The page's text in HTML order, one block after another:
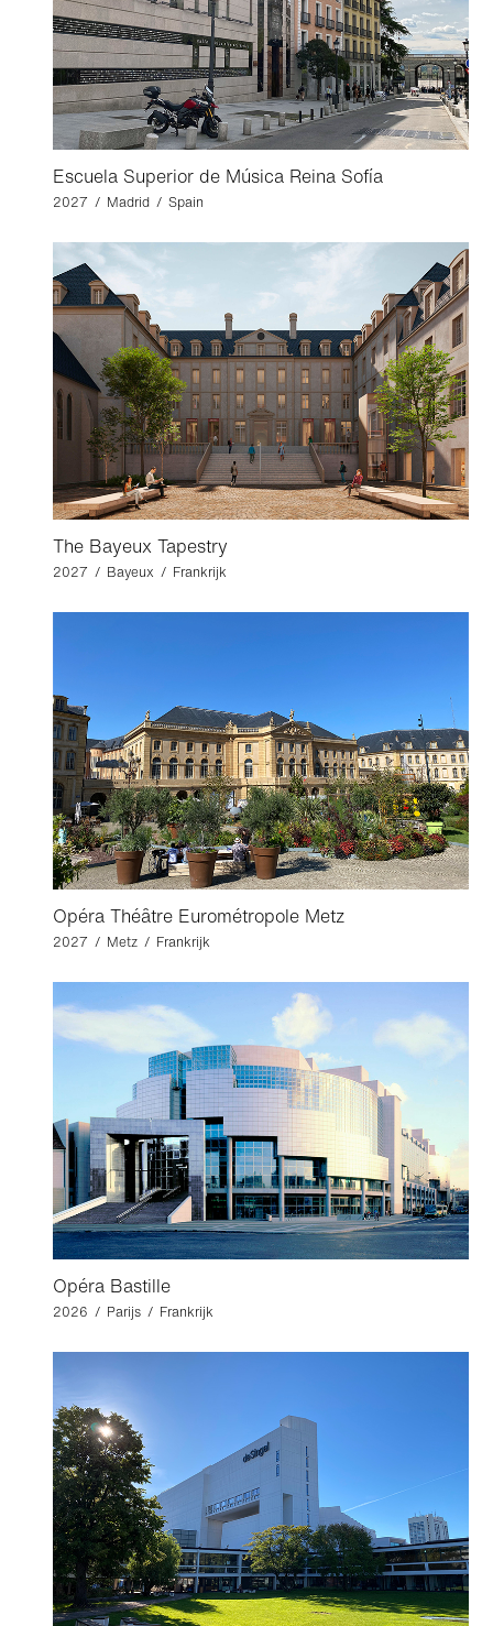
Escuela Superior de Música Reina Sofía
2027 / Madrid / Spain
The Bayeux Tapestry
2027 / Bayeux / Frankrijk
Opéra Théâtre Eurométropole Metz
2027 / Metz / Frankrijk
Opéra Bastille
2026 / Parijs / Frankrijk